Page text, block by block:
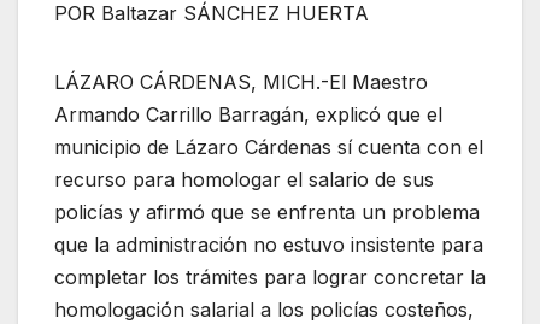
POR Baltazar SÁNCHEZ HUERTA
LÁZARO CÁRDENAS, MICH.-El Maestro
Armando Carrillo Barragán, explicó que el
municipio de Lázaro Cárdenas sí cuenta con el
recurso para homologar el salario de sus
policías y afirmó que se enfrenta un problema
que la administración no estuvo insistente para
completar los trámites para lograr concretar la
homologación salarial a los policías costeños,